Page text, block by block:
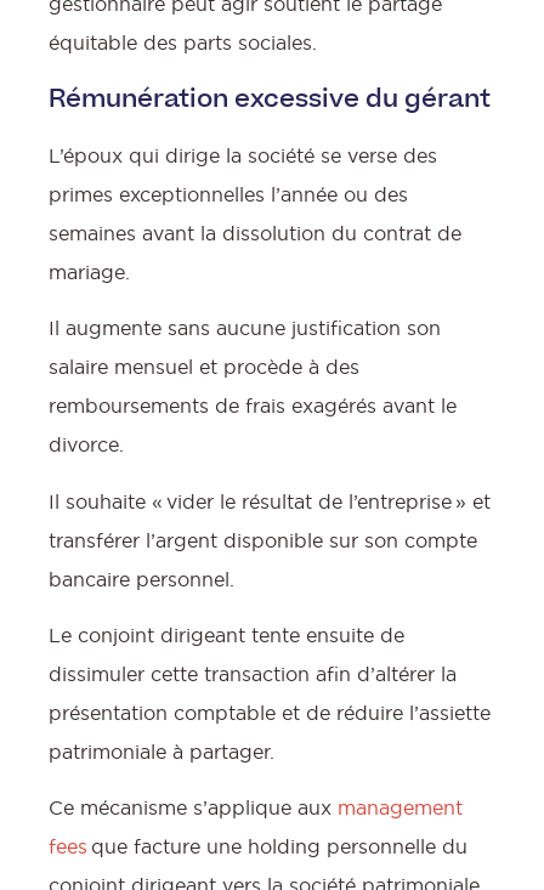
équitable des parts sociales.
Rémunération excessive du gérant
L’époux qui dirige la société se verse des
primes exceptionnelles l’année ou des
semaines avant la dissolution du contrat de
mariage.
Il augmente sans aucune justification son
salaire mensuel et procède à des
remboursements de frais exagérés avant le
divorce.
Il souhaite « vider le résultat de l’entreprise » et
transférer l’argent disponible sur son compte
bancaire personnel.
Le conjoint dirigeant tente ensuite de
dissimuler cette transaction afin d’altérer la
présentation comptable et de réduire l’assiette
patrimoniale à partager.
Ce mécanisme s’applique aux management
fees que facture une holding personnelle du